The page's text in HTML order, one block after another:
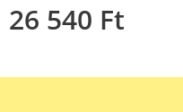
26 540 Ft